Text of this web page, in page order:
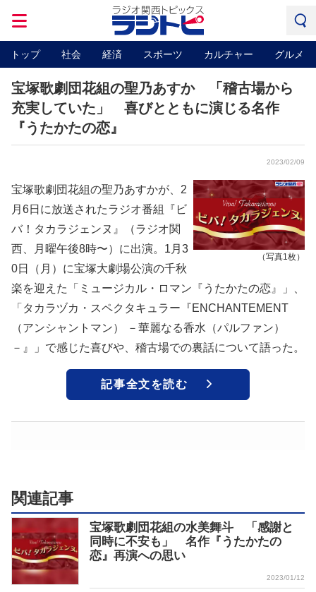
トップ 社会 経済 スポーツ カルチャー グルメ
宝塚歌劇団花組の聖乃あすか 「稽古場から
充実していた」 喜びとともに演じる名作
『うたかたの恋』
2023/02/09
（写真1枚）
宝塚歌劇団花組の聖乃あすかが、2
月6日に放送されたラジオ番組『ビ
バ！タカラジェンヌ』（ラジオ関
西、月曜午後8時〜）に出演。1月3
0日（月）に宝塚大劇場公演の千秋
楽を迎えた「ミュージカル・ロマン『うたかたの恋』」、
「タカラヅカ・スペクタキュラー『ENCHANTEMENT
（アンシャントマン） －華麗なる香水（パルファン）
－』」で感じた喜びや、稽古場での裏話について語った。
記事全文を読む
関連記事
宝塚歌劇団花組の水美舞斗 「感謝と
同時に不安も」 名作『うたかたの
恋』再演への思い
2023/01/12